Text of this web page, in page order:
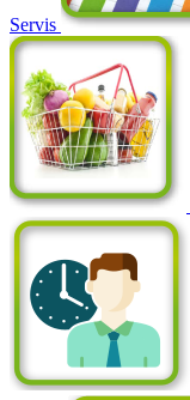
Servis